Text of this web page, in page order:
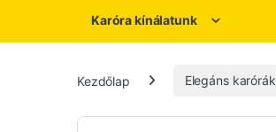
Karóra kínálatunk
Kezdőlap Elegáns karórák